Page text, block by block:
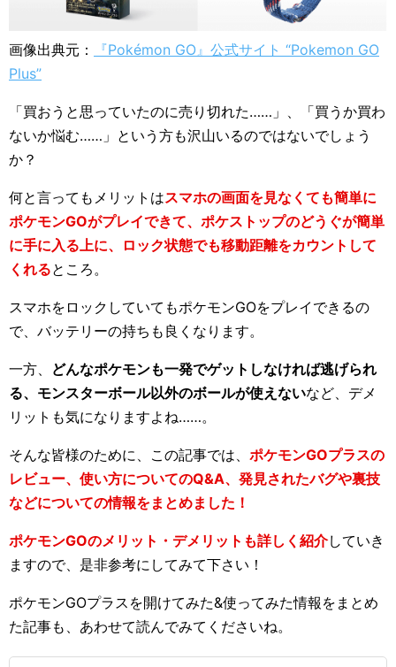
画像出典元：
『Pokémon GO』公式サイト “Pokemon GO
Plus”
「買おうと思っていたのに売り切れた……」、「買うか買わ
ないか悩む……」という方も沢山いるのではないでしょう
か？
何と言ってもメリットはスマホの画面を見なくても簡単に
ポケモンGOがプレイできて、ポケストップのどうぐが簡単
に手に入る上に、ロック状態でも移動距離をカウントして
くれるところ。
スマホをロックしていてもポケモンGOをプレイできるの
で、バッテリーの持ちも良くなります。
一方、 どんなポケモンも一発でゲットしなければ逃げられ
る、モンスターボール以外のボールが使えないなど、デメ
リットも気になりますよね……。
そんな皆様のために、この記事では、 ポケモンGOプラスの
レビュー、使い方についてのQ&A、発見されたバグや裏技
などについての情報をまとめました！
ポケモンGOのメリット・デメリットも詳しく紹介していき
ますので、是非参考にしてみて下さい！
ポケモンGOプラスを開けてみた&使ってみた情報をまとめ
た記事も、あわせて読んでみてくださいね。